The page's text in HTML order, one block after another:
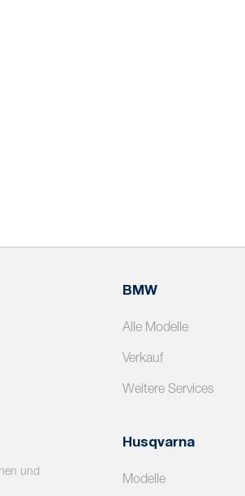
und
BMW
Alle Modelle
Verkauf
Weitere Services
Husqvarna
Modelle